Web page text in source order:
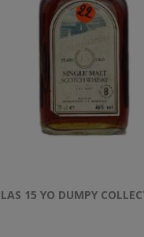
15 YO DUMPY